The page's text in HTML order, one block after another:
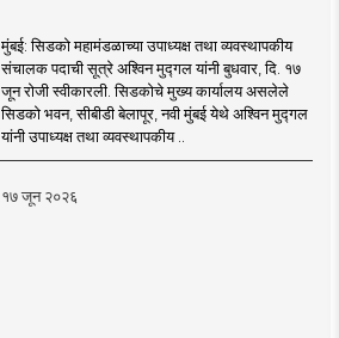
मुंबई: सिडको महामंडळाच्या उपाध्यक्ष तथा व्यवस्थापकीय
संचालक पदाची सूत्रे अश्विन मुद्गल यांनी बुधवार, दि. १७
जून रोजी स्वीकारली. सिडकोचे मुख्य कार्यालय असलेले
सिडको भवन, सीबीडी बेलापूर, नवी मुंबई येथे अश्विन मुद्गल
यांनी उपाध्यक्ष तथा व्यवस्थापकीय ..
१७ जून २०२६